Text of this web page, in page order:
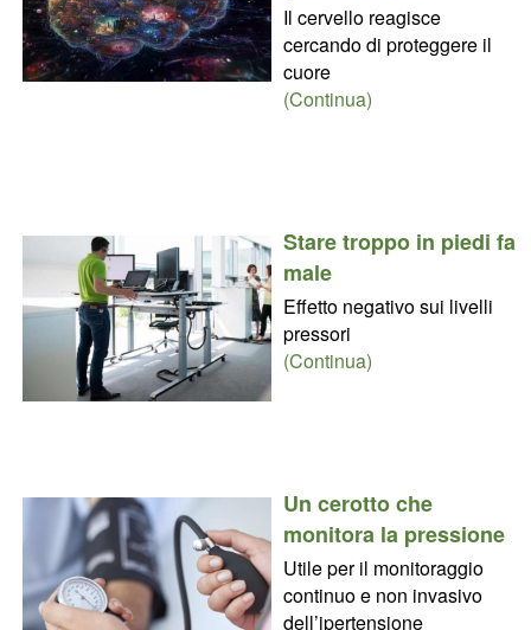
Il cervello reagisce
cercando di proteggere il
cuore
(Continua)
Stare troppo in piedi fa
male
Effetto negativo sui livelli
pressori
(Continua)
Un cerotto che
monitora la pressione
Utile per il monitoraggio
continuo e non invasivo
dell’ipertensione